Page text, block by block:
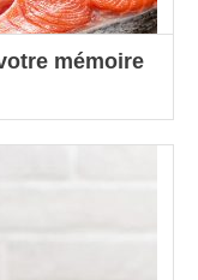
mémoire